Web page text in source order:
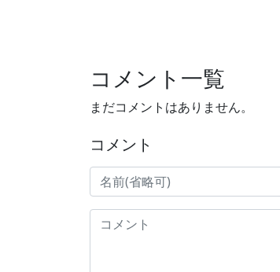
コメント一覧
まだコメントはありません。
コメント